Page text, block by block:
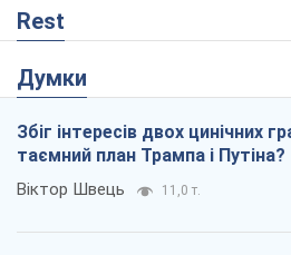
Rest
Думки
Збіг інтересів двох цинічних
таємний план Трампа і Путіна?
Віктор Швець 11,0 т.